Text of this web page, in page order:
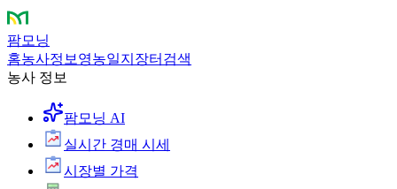
팜모닝
홈농사정보 영농일지 장터 검색
농사 정보
팜모닝 AI
실시간 경매 시세
시장별 가격